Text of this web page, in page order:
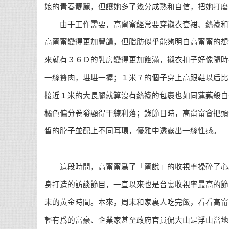
娘的青春靓麗，但讓她多了幾分成熟和自信，把她打
由于工作需要，高甯甯經常要穿襯衣套裙、絲襪和
高甯甯變得更加豐韻，但脂肪似乎能夠明白高甯甯的
來就有３６Ｄ的乳房變得更加飽滿，襯衣扣子好像隨
一絲贅肉，堪堪一握；１米７的個子穿上高跟鞋以后
接近１米的大長腿就算沒有絲襪的包裹也如同蓮藕般
橘色偏分卷發顯得干練利落；錄節目時，高甯甯會把
皙的脖子並配上不同耳環，優雅中透露出一絲性感。
————————————
這段時間，高甯甯爲了「甯說」的收視率操碎了心
身打造的訪談節目，一直以來也是台裏收視率最高的
末的黃金時間。本來，周末和家裏人吃完飯，看看高
輕有爲的富豪、企業家甚至政府官員侃大山是浮山當